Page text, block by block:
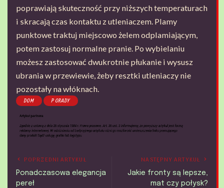
poprawiają skuteczność przy niższych temperaturach
i skracają czas kontaktu z utleniaczem. Plamy
punktowe traktuj miejscowo żelem odplamiającym,
potem zastosuj normalne pranie. Po wybielaniu
możesz zastosować dwukrotnie płukanie i wysusz
ubrania w przewiewie, żeby resztki utleniaczy nie
pozostały na włóknach.
DOM
PORADY
POPRZEDNI ARTYKUŁ
Ponadczasowa elegancja
pereł
NASTĘPNY ARTYKUŁ
Jakie fronty są lepsze,
mat czy połysk?